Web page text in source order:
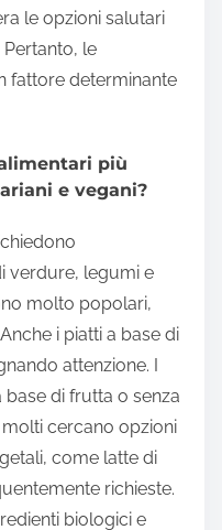
le opzioni salutari
le
fattore determinante
più
e vegani?
verdure, legumi e
molto popolari,
i piatti a base di
attenzione. I
di frutta o senza
cercano opzioni
come latte di
richieste.
biologici e